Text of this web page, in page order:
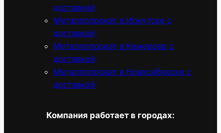
доставкой
Металлопрокат в Иркутске с
доставкой
Металлопрокат в Кемерово с
доставкой
Металлопрокат в Новосибирске с
доставкой
Компания работает в городах: